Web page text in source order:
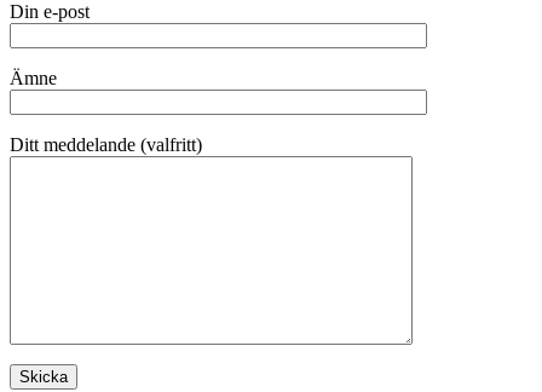
Din e-post
Ämne
Ditt meddelande (valfritt)